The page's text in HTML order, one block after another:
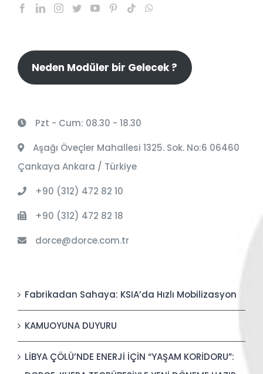
Neden Modüler bir Gelecek ?
Pzt - Cum: 08.30 - 18.30
Aşağı Öveçler Mahallesi 1325. Sok. No:6 06460
Çankaya Ankara / Türkiye
+90 (312) 472 82 10
+90 (312) 472 82 18
dorce@dorce.com.tr
Fabrikadan Sahaya: KSIA’da Hızlı Mobilizasyon
KAMUOYUNA DUYURU
LİBYA ÇÖLÜ’NDE ENERJİ İÇİN “YAŞAM KORİDORU”: